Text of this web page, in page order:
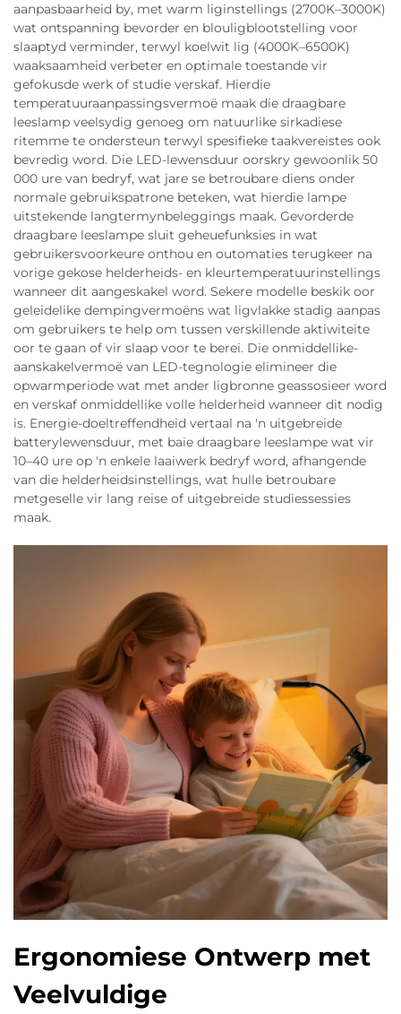
aanpasbaarheid by, met warm liginstellings (2700K–3000K)
wat ontspanning bevorder en blouligblootstelling voor
slaaptyd verminder, terwyl koelwit lig (4000K–6500K)
waaksaamheid verbeter en optimale toestande vir
gefokusde werk of studie verskaf. Hierdie
temperatuuraanpassingsvermoë maak die draagbare
leeslamp veelsydig genoeg om natuurlike sirkadiese
ritemme te ondersteun terwyl spesifieke taakvereistes ook
bevredig word. Die LED-lewensduur oorskry gewoonlik 50
000 ure van bedryf, wat jare se betroubare diens onder
normale gebruikspatrone beteken, wat hierdie lampe
uitstekende langtermynbeleggings maak. Gevorderde
draagbare leeslampe sluit geheuefunksies in wat
gebruikersvoorkeure onthou en outomaties terugkeer na
vorige gekose helderheids- en kleurtemperatuurinstellings
wanneer dit aangeskakel word. Sekere modelle beskik oor
geleidelike dempingvermoëns wat ligvlakke stadig aanpas
om gebruikers te help om tussen verskillende aktiwiteite
oor te gaan of vir slaap voor te berei. Die onmiddellike-
aanskakelvermoë van LED-tegnologie elimineer die
opwarmperiode wat met ander ligbronne geassosieer word
en verskaf onmiddellike volle helderheid wanneer dit nodig
is. Energie-doeltreffendheid vertaal na 'n uitgebreide
batterylewensduur, met baie draagbare leeslampe wat vir
10–40 ure op 'n enkele laaiwerk bedryf word, afhangende
van die helderheidsinstellings, wat hulle betroubare
metgeselle vir lang reise of uitgebreide studiessessies
maak.
Ergonomiese Ontwerp met
Veelvuldige